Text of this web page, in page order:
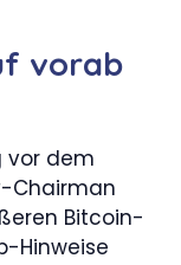
vorab
vor dem
Chairman
Bitcoin-
Hinweise